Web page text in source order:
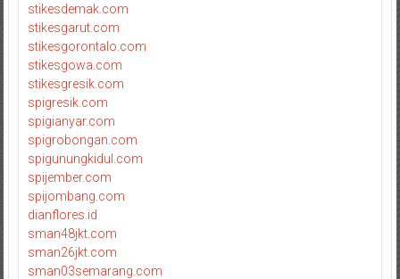
stikesdemak.com
stikesgarut.com
stikesgorontalo.com
stikesgowa.com
stikesgresik.com
spigresik.com
spigianyar.com
spigrobongan.com
spigunungkidul.com
spijember.com
spijombang.com
dianflores.id
sman48jkt.com
sman26jkt.com
sman03semarang.com